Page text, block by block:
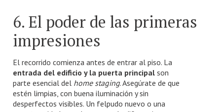
6. El poder de las primeras
impresiones
El recorrido comienza antes de entrar al piso. La
entrada del edificio y la puerta principal son
parte esencial del home staging. Asegúrate de que
estén limpias, con buena iluminación y sin
desperfectos visibles. Un felpudo nuevo o una